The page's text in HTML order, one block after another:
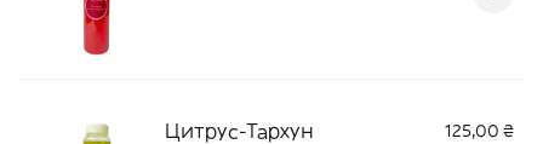
Цитрус-Тархун 125,00 ₴